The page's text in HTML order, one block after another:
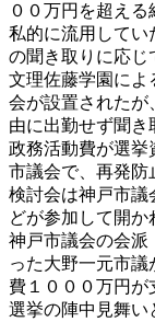
００万円を超え
私的に流用してい
の聞き取りに応じ
文理佐藤学園によ
会が設置されたが
由に出勤せず聞き
政務活動費が選挙
市議会で、再発防
検討会は神戸市議
どが参加して開か
神戸市議会の会派
った大野一元市
費１０００万円が
選挙の陣中見舞い